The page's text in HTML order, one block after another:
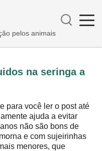
pelos animais
na seringa a
para você ler o post até
ajuda a evitar
não são bons de
e com sujeirinhas
menores, que